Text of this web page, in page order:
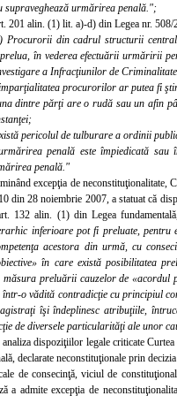
supraveghează urmărirea penală.";
201 alin. (1) lit. a)-d) din Legea nr. 508/
Procurorii din cadrul structurii
în vederea efectuării urmăririi
a Infracţiunilor de
procurorilor ar putea fi
dintre părţi are o rudă sau un afin
pericolul de tulburare a ordinii
penală este împiedicată
penală."
excepţia de
din 28 noiembrie 2007, a statuat că
132 alin. (1) din Legea
inferioare pot fi preluate,
acestora din urmă, cu
în care există posibilitatea
măsura preluării cauzelor de «acordul
într-o vădită contradicţie cu principiul
îşi îndeplinesc atribuţiile,
de diversele particularităţi ale unor
dispoziţiilor legale criticate Curtea
declarate neconstituţionale prin
de consecinţă, viciul de
a admite excepţia de